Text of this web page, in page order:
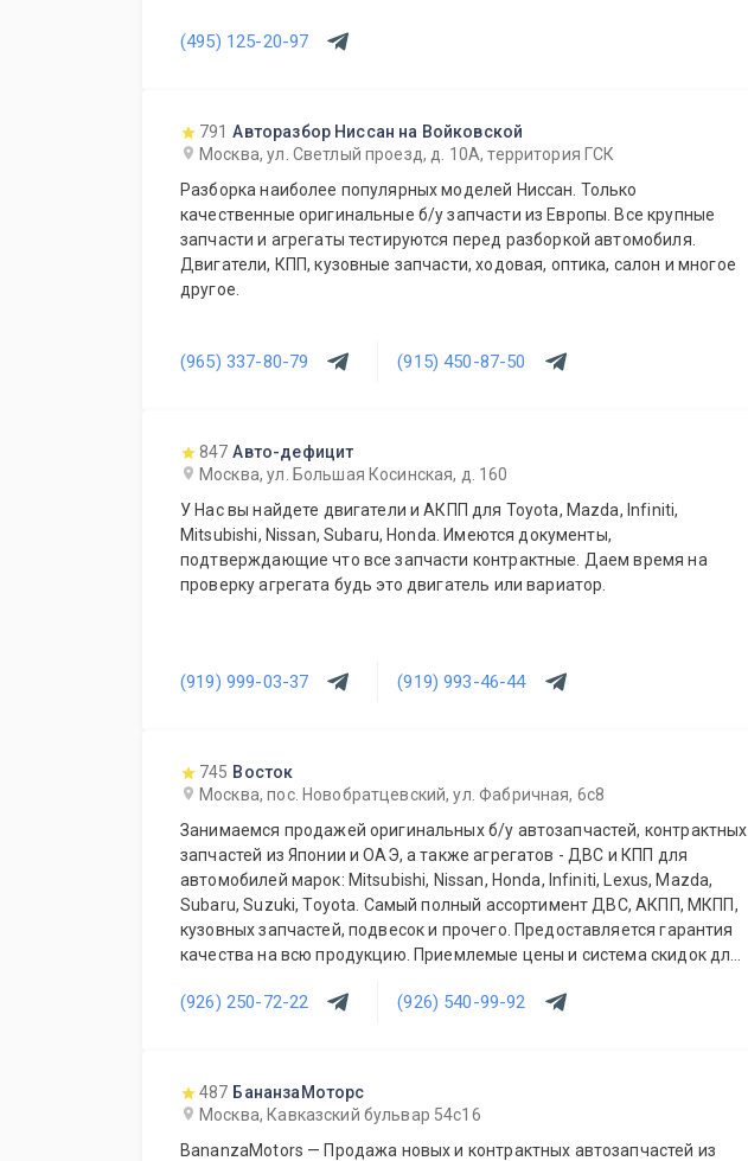
(495) 125-20-97
791 Авторазбор Ниссан на Войковской
Москва, ул. Светлый проезд, д. 10А, территория ГСК
Разборка наиболее популярных моделей Ниссан. Только
качественные оригинальные б/у запчасти из Европы. Все крупные
запчасти и агрегаты тестируются перед разборкой автомобиля.
Двигатели, КПП, кузовные запчасти, ходовая, оптика, салон и многое
другое.
(965) 337-80-79 (915) 450-87-50
847 Авто-дефицит
Москва, ул. Большая Косинская, д. 160
У Нас вы найдете двигатели и АКПП для Toyota, Mazda, Infiniti,
Mitsubishi, Nissan, Subaru, Honda. Имеются документы,
подтверждающие что все запчасти контрактные. Даем время на
проверку агрегата будь это двигатель или вариатор.
(919) 999-03-37 (919) 993-46-44
745 Восток
Москва, пос. Новобратцевский, ул. Фабричная, 6с8
Занимаемся продажей оригинальных б/у автозапчастей, контрактных
запчастей из Японии и ОАЭ, а также агрегатов - ДВС и КПП для
автомобилей марок: Mitsubishi, Nissan, Honda, Infiniti, Lexus, Mazda,
Subaru, Suzuki, Toyota. Самый полный ассортимент ДВС, АКПП, МКПП,
кузовных запчастей, подвесок и прочего. Предоставляется гарантия
качества на всю продукцию. Приемлемые цены и система скидок для
ежедневно!
(926) 250-72-22 (926) 540-99-92
487 БананзаМоторс
Москва, Кавказский бульвар 54с16
BananzaMotors — Продажа новых и контрактных автозапчастей из